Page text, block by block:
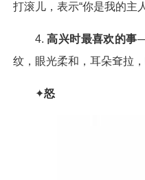
打滚儿，表示“你是我的主
4.高兴时最喜欢的事
纹，眼光柔和，耳朵耷拉
✦怒